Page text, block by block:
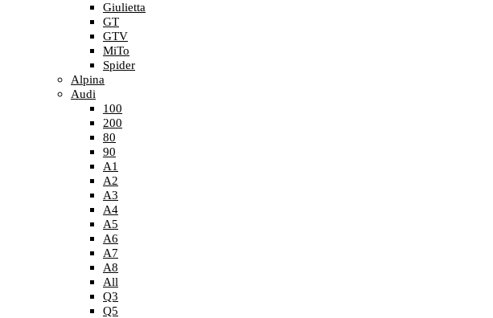
Giulietta
GT
GTV
MiTo
Spider
Alpina
Audi
100
200
80
90
A1
A2
A3
A4
A5
A6
A7
A8
All
Q3
Q5